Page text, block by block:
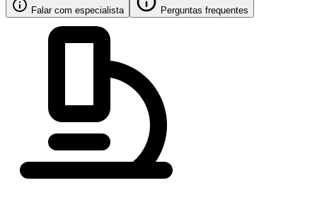
Falar com especialista Perguntas frequentes